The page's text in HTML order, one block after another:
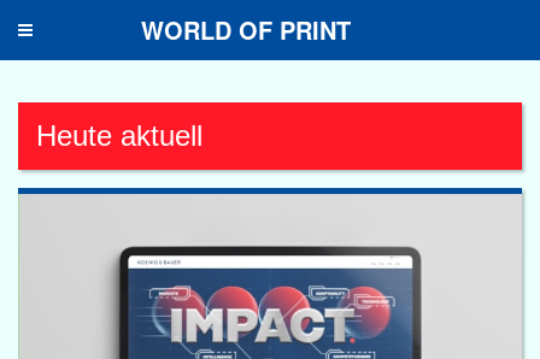
Toggle
WORLD OF PRINT
Heute aktuell